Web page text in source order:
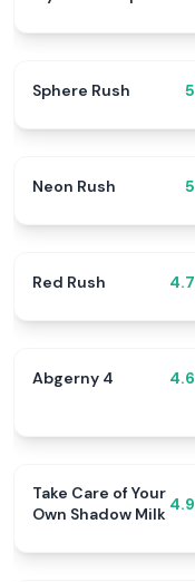
Sphere Rush 5
Neon Rush 5
Red Rush 4.7
Abgerny 4 4.6
Take Care of Your
Own Shadow Milk 4.9